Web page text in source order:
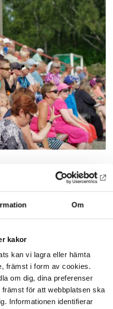
Om
kakor
kan vi lagra eller hämta
främst i form av cookies.
om dig, dina preferenser
för att webbplatsen ska
Informationen identifierar
på de politiska
frågor om mångfald,
samarbete inom